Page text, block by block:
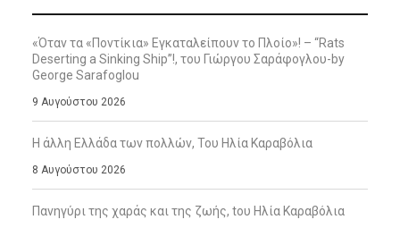
«Όταν τα «Ποντίκια» Εγκαταλείπουν το Πλοίο»! – “Rats
Deserting a Sinking Ship”!, του Γιώργου Σαράφογλου-by
George Sarafoglou
9 Αυγούστου 2026
Η άλλη Ελλάδα των πολλών, Του Ηλία Καραβόλια
8 Αυγούστου 2026
Πανηγύρι της χαράς και της ζωής, tου Ηλία Καραβόλια